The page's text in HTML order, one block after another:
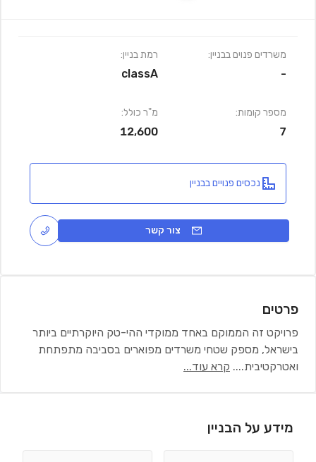
משרדים פנוים בבניין:
-
מספר קומות:
7
רמת בניין:
classA
מ"ר כולל:
12,600
נכסים פנויים בבניין
צור קשר
פרטים
פרויקט זה הממוקם באחד ממוקדי ההי-טק היוקרתיים ביותר
בישראל, מספק שטחי משרדים מפוארים בסביבה מתפתחת
ואטרקטיבית.... קרא עוד...
מידע על הבניין